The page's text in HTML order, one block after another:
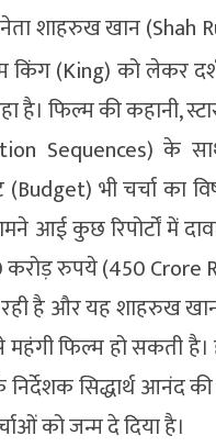
शाहरुख खान (Shah
किंग (King) को लेकर
है। फिल्म की कहानी,
Sequences) के
भी चर्चा का
आई कुछ रिपोर्टों में
रुपये (450 Crore
है और यह शाहरुख
फिल्म हो सकती है।
सिद्धार्थ आनंद
को जन्म दे दिया है।